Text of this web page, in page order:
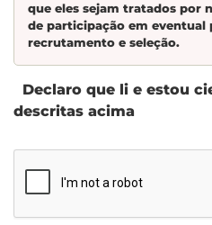
que eles sejam tratados por
de participação em eventual
recrutamento e seleção.
Declaro que li e estou
descritas acima